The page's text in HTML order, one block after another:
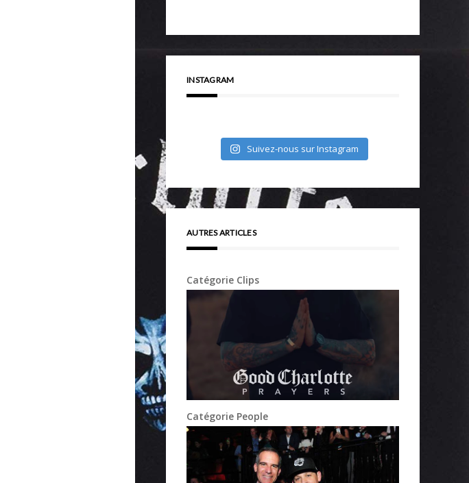
INSTAGRAM
Suivez-nous sur Instagram
AUTRES ARTICLES
Catégorie Clips
Catégorie People